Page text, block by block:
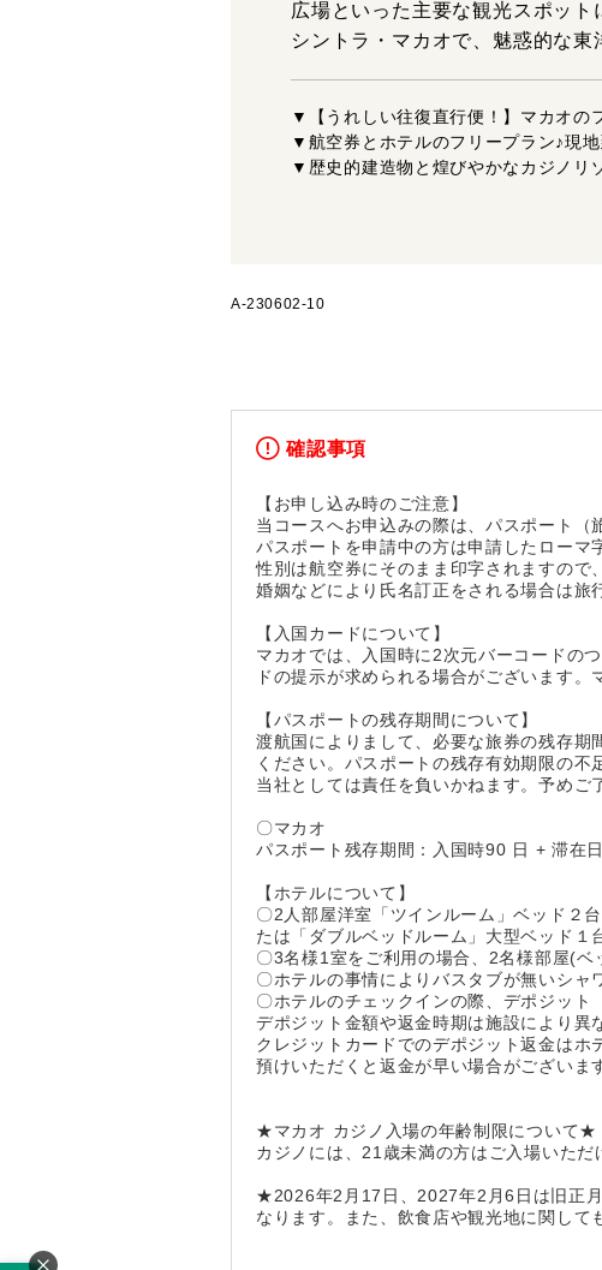
広場といった主要な観光スポッ
シントラ・マカオで、魅惑的な東
▼【うれしい往復直行便！】マカオの
▼航空券とホテルのフリープラン♪現
▼歴史的建造物と煌びやかなカジノリ
A-230602-10
確認事項
【お申し込み時のご注意】
当コースへお申込みの際は、パスポート（
パスポートを申請中の方は申請したローマ
性別は航空券にそのまま印字されますので
婚姻などにより氏名訂正をされる場合は旅
【入国カードについて】
マカオでは、入国時に2次元バーコードの
ドの提示が求められる場合がございます。
【パスポートの残存期間について】
渡航国によりまして、必要な旅券の残存
ください。パスポートの残存有効期限の
当社としては責任を負いかねます。予めご
〇マカオ
パスポート残存期間：入国時90 日 + 滞在
【ホテルについて】
〇2人部屋洋室「ツインルーム」ベッド２
たは「ダブルベッドルーム」大型ベッド
〇3名様1室をご利用の場合、2名様部屋(ベ
〇ホテルの事情によりバスタブが無いシャ
〇ホテルのチェックインの際、デポジット
デポジット金額や返金時期は施設により異
クレジットカードでのデポジット返金は
預けいただくと返金が早い場合がございま
★マカオ カジノ入場の年齢制限について★
カジノには、21歳未満の方はご入場いた
★2026年2月17日、2027年2月6日は旧正
なります。また、飲食店や観光地に関して